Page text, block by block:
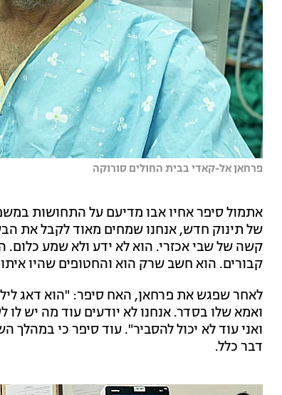
פרחאן אל-קאדי בבית החולים סורוקה
אתמול סיפר אחיו אבו מדיעם על התחושות
של תינוק חדש, אנחנו שמחים מאוד לקבל את
קשה של שבי אכזרי. הוא לא ידע ולא שמע
קבורים. הוא חשב שרק הוא והחטופים שהיו
לאחר שפגש את פרחאן, האח סיפר: "הוא דאג
ואמא שלו בסדר. אנחנו לא יודעים עוד מה יש
ואני עוד לא יכול להסביר". עוד סיפר כי
דבר כלל.